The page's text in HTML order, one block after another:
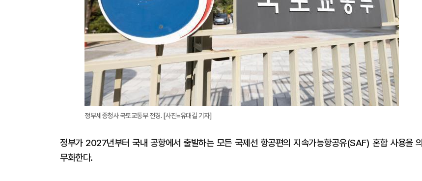
정부세종청사 국토교통부 전경. [사진=유대길 기자]
정부가 2027년부터 국내 공항에서 출발하는 모든 국제선 항공편의 지속가능항공유(SAF) 혼합 사용을 의
무화한다.